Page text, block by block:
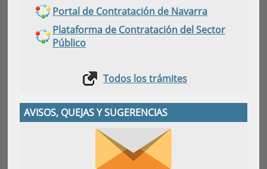
Portal de Contratación de Navarra
Plataforma de Contratación del Sector
Público
Todos los trámites
AVISOS, QUEJAS Y SUGERENCIAS